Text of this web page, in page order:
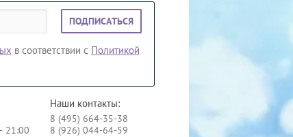
в соответствии с Политикой
ПОДПИСАТЬСЯ
21:00
Наши контакты:
8 (495) 664-35-38
8 (926) 044-64-59